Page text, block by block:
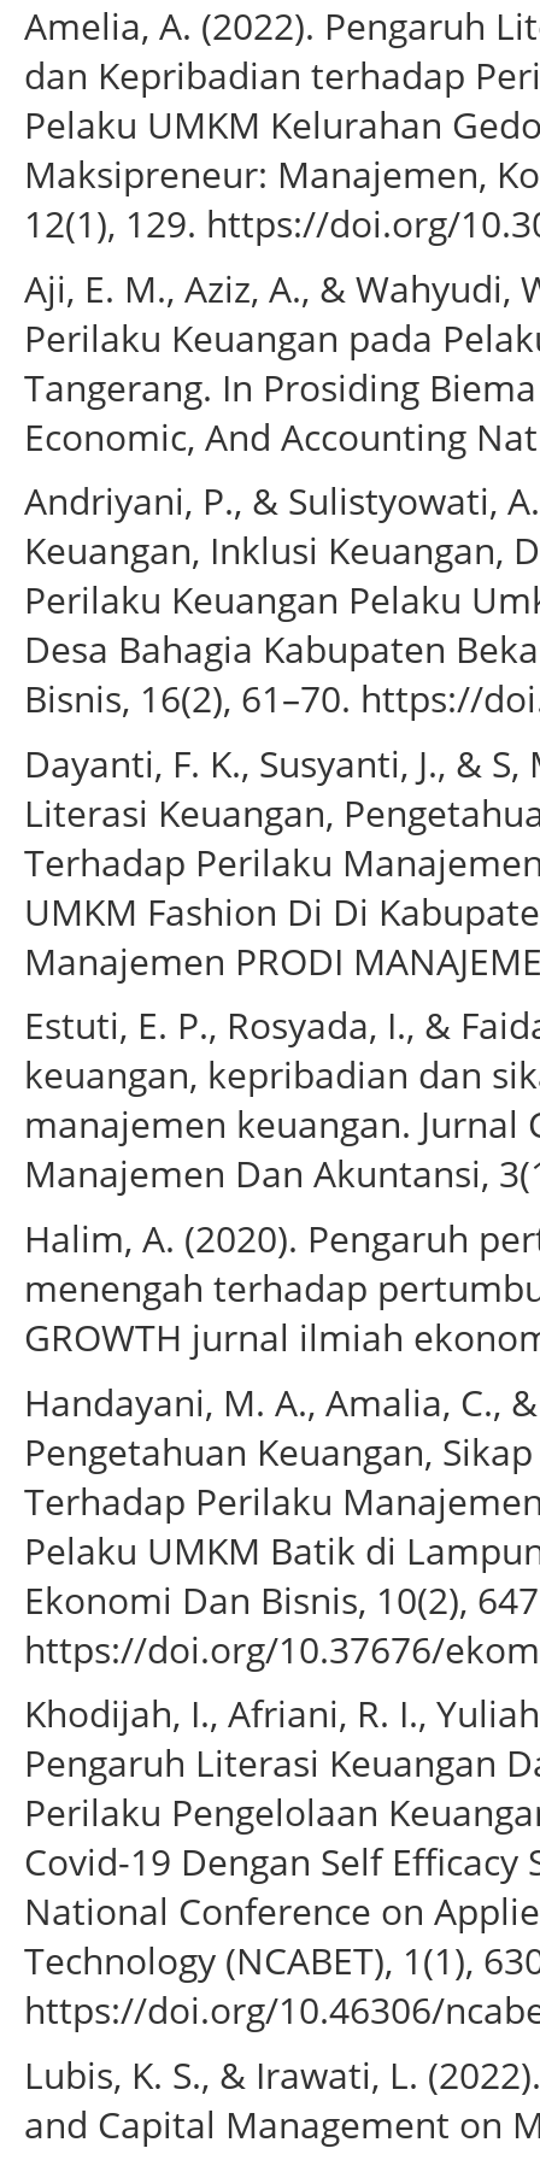
Amelia, A. (2022). Pengaruh
dan Kepribadian terhadap
Pelaku UMKM Kelurahan
Maksipreneur: Manajemen,
12(1), 129. https://doi.org/
Aji, E. M., Aziz, A., & Wahyudi,
Perilaku Keuangan pada
Tangerang. In Prosiding
Economic, And Accounting
Andriyani, P., & Sulistyowati,
Keuangan, Inklusi Keuangan,
Perilaku Keuangan Pelaku
Desa Bahagia Kabupaten
Bisnis, 16(2), 61–70. https://
Dayanti, F. K., Susyanti, J., &
Literasi Keuangan,
Terhadap Perilaku
UMKM Fashion Di Di
Manajemen PRODI
Estuti, E. P., Rosyada, I., &
keuangan, kepribadian dan
manajemen keuangan. Jurnal
Manajemen Dan Akuntansi,
Halim, A. (2020). Pengaruh
menengah terhadap
GROWTH jurnal ilmiah
Handayani, M. A., Amalia, C.,
Pengetahuan Keuangan,
Terhadap Perilaku
Pelaku UMKM Batik di
Ekonomi Dan Bisnis, 10(2),
https://doi.org/10.37676/
Khodijah, I., Afriani, R. I.,
Pengaruh Literasi Keuangan
Perilaku Pengelolaan
Covid-19 Dengan Self
National Conference on
Technology (NCABET), 1(1),
https://doi.org/10.46306/
Lubis, K. S., & Irawati, L.
and Capital Management on